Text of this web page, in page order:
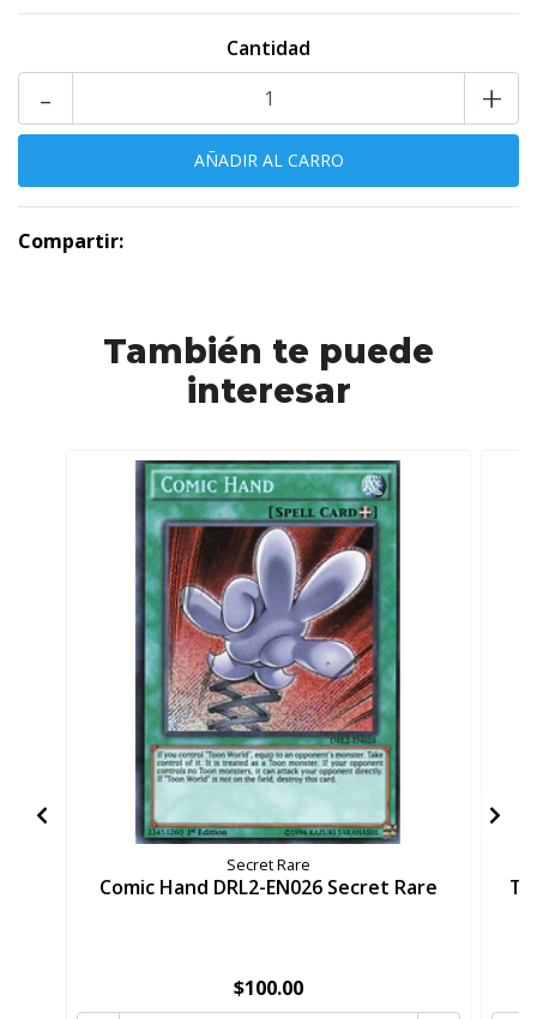
Cantidad
+
-
Compartir:
También te puede
interesar
Secret Rare
Comic Hand DRL2-EN026 Secret Rare
$100.00